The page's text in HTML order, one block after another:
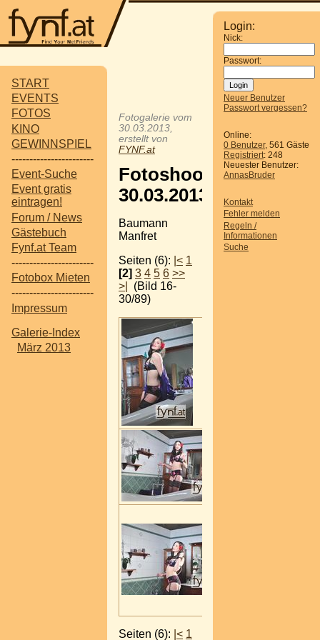
START
EVENTS
FOTOS
KINO
GEWINNSPIEL
-----------------------
Event-Suche
Event gratis
eintragen!
Forum / News
Gästebuch
Fynf.at Team
-----------------------
Fotobox Mieten
-----------------------
Impressum
Galerie-Index
März 2013
Login:
Nick:
Passwort:
Neuer Benutzer
Passwort vergessen?
Online:
0 Benutzer, 561 Gäste
Registriert: 248
Neuester Benutzer:
AnnasBruder
Kontakt
Fehler melden
Regeln /
Informationen
Suche
Fotogalerie vom
30.03.2013,
erstellt von
FYNF.at
Fotoshooting
30.03.2013
Baumann
Manfret
Seiten (6): |< 1
[2] 3 4 5 6 >>
>|
(Bild 16-
30/89)
Seiten (6): |< 1